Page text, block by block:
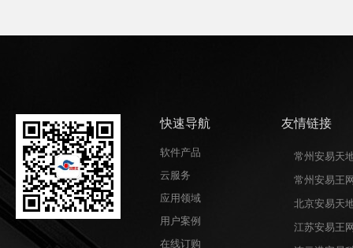
快速导航
软件产品
云服务
应用领域
用户案例
在线订购
友情链接
常州安易天
常州安易王
北京安易天
江苏安易王